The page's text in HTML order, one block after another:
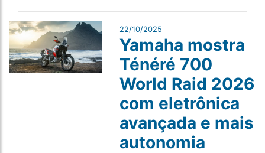
22/10/2025
Yamaha mostra
Ténéré 700
World Raid 2026
com eletrônica
avançada e mais
autonomia